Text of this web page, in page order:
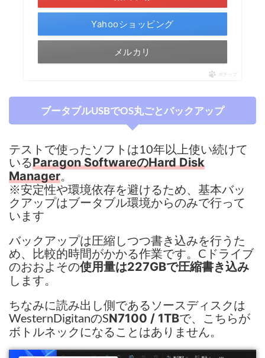
Yahooショッピング
メルカリ
ポチップ
ブータブルUSBでOS丸ごとバックアップ
テストで使ったソフトは10年以上使い続けて
いるParagon SoftwareのHard Disk
Manager
※安定性や環境依存を避けるため、基本バッ
クアップはブータブル環境からのみで行って
います
バックアップは圧縮しつつ書き込みを行うた
め、比較的時間がかかる作業です。Cドライブ
のおおよその使用量は227GBで圧縮書き込み
します。
ちなみに読み出し側であるソースディスクは
WesternDigitanのSN7100 / 1TBで、こちらが
ボトルネックになることはありません。